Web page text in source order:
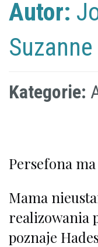
Autor:
Kategorie:
Persefona
Mama
realizowania
poznaje